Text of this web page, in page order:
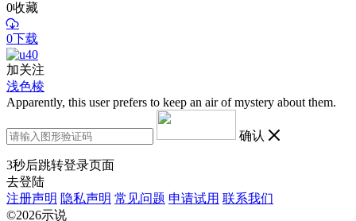
0收藏
0下载
加关注
浅色棱
Apparently, this user prefers to keep an air of mystery about them.
确认
3秒后跳转登录页面
去登陆
注册声明 隐私声明 常见问题 申请试用 联系我们
©2026示说